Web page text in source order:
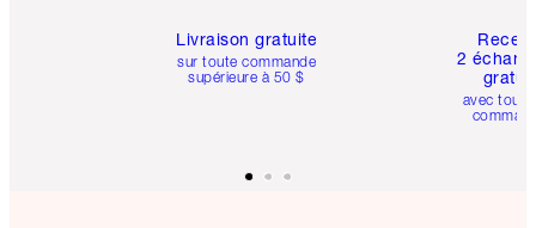
Livraison gratuite
sur toute commande
supérieure à 50 $
2
avec